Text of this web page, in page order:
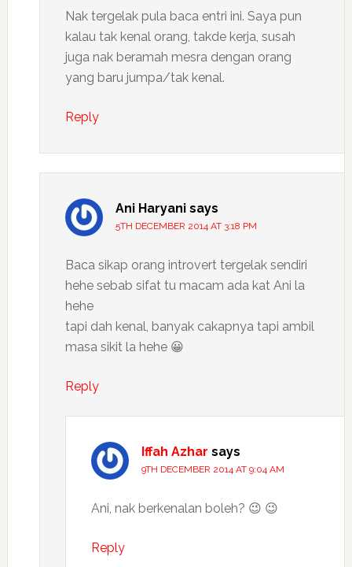
Nak tergelak pula baca entri ini. Saya pun
kalau tak kenal orang, takde kerja, susah
juga nak beramah mesra dengan orang
yang baru jumpa/tak kenal.
Reply
Ani Haryani says
5TH DECEMBER 2014 AT 3:18 PM
Baca sikap orang introvert tergelak sendiri
hehe sebab sifat tu macam ada kat Ani la
hehe
tapi dah kenal, banyak cakapnya tapi ambil
masa sikit la hehe 😀
Reply
Iffah Azhar says
9TH DECEMBER 2014 AT 9:04 AM
Ani, nak berkenalan boleh? 😉 😉
Reply